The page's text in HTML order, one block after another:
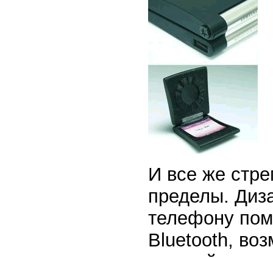
И все же
пределы.
телефону
Bluetooth,